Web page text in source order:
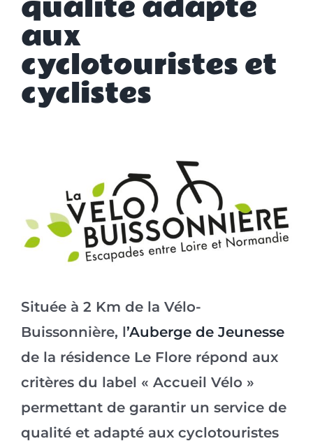
aux
cyclotouristes et
cyclistes
Située à 2 Km de la Vélo-
Buissonnière, l’Auberge de Jeunesse
de la résidence Le Flore répond aux
critères du label « Accueil Vélo »
permettant de garantir un service de
qualité et adapté aux cyclotouristes